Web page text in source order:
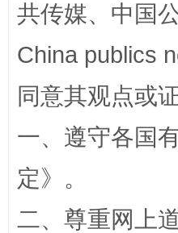
解纷+调解+退费，一
共传媒、中国
China publics
同意其观点或
一、遵守各国
定》。
二、尊重网上